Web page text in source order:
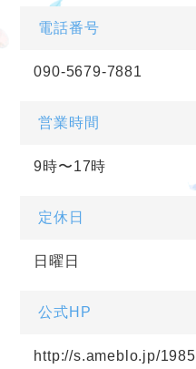
電話番号
090-5679-7881
営業時間
9時〜17時
定休日
日曜日
公式HP
http://s.ameblo.jp/